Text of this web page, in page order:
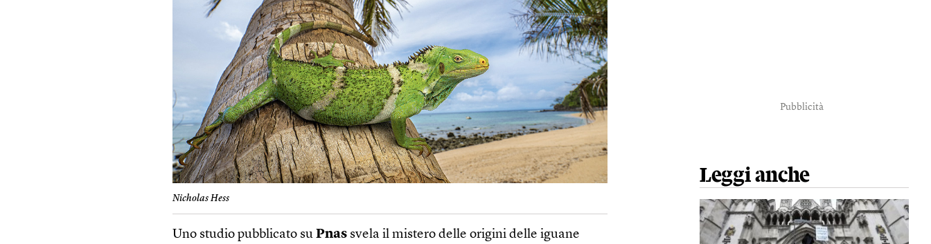
Nicholas Hess
Uno studio pubblicato suPnas svela il mistero delle origini delle iguane
Pubblicità
Leggi anche